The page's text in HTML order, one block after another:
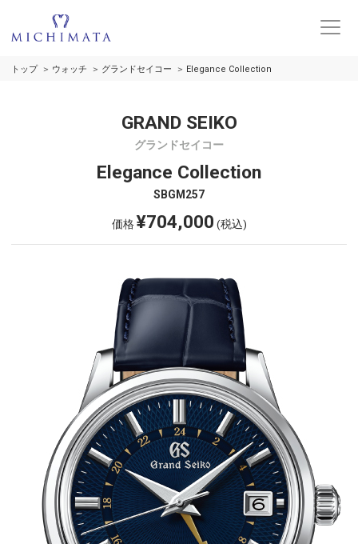
トップ ウォッチ グランドセイコー Elegance Collection
GRAND SEIKO
グランドセイコー
Elegance Collection
SBGM257
価格¥704,000 (税込)